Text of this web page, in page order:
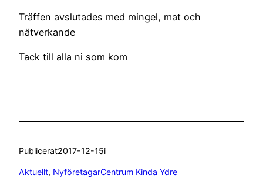
Träffen avslutades med mingel, mat och
nätverkande
Tack till alla ni som kom
Publicerat2017-12-15i
Aktuellt, NyföretagarCentrum Kinda Ydre